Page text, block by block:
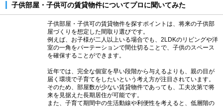
子供部屋・子供可の賃貸物件についてプロに聞いてみた
子供部屋・子供可の賃貸物件を探すポイントは、将来の子供部
屋づくりを想定した間取り選びです。
例えば、お子様が二人以上いる場合でも、2LDKのリビングや洋
室の一角をパーテーションで間仕切ることで、子供のスペース
を確保することができます。
近年では、完全な個室を早い段階から与えるよりも、親の目が
届く環境で子育てをしたいという考え方が注目されています。
そのため、部屋数が少ない賃貸物件であっても、工夫次第で将
来を見据えた長期居住が可能です。
また、子育て期間中の生活動線や利便性を考えると、低層階の